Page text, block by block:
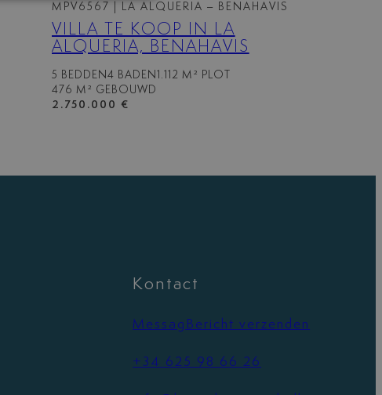
MPV6567 | LA ALQUERIA – BENAHAVIS
VILLA TE KOOP IN LA
ALQUERIA, BENAHAVIS
5 BEDDEN 4 BADEN 1.112 M² PLOT
476 M² GEBOUWD
2.750.000 €
Kontact
MessagBericht verzenden
+34 625 98 66 26